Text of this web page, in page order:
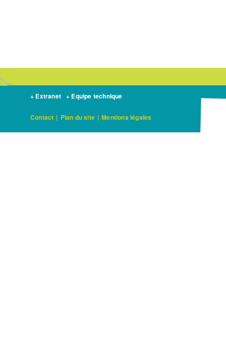
+ Extranet + Equipe technique
Contact | Plan du site | Mentions légales